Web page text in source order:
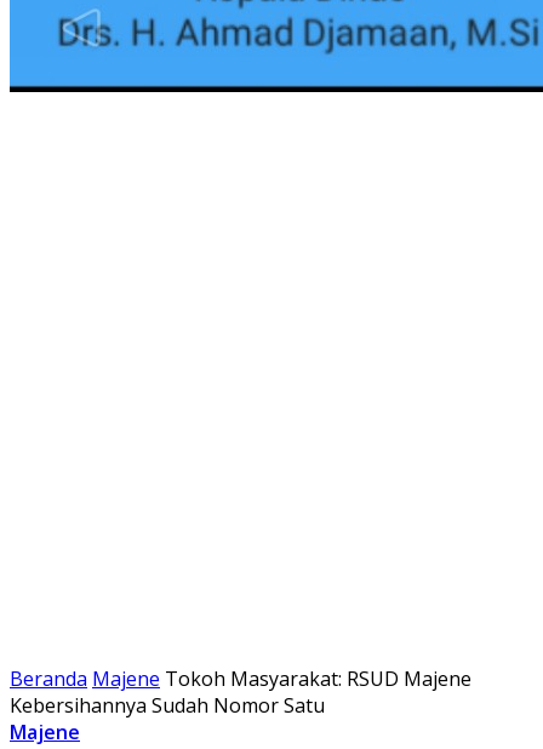
Beranda Majene Tokoh Masyarakat: RSUD Majene
Kebersihannya Sudah Nomor Satu
Majene